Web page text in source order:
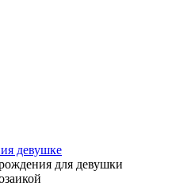
девушке
для девушки